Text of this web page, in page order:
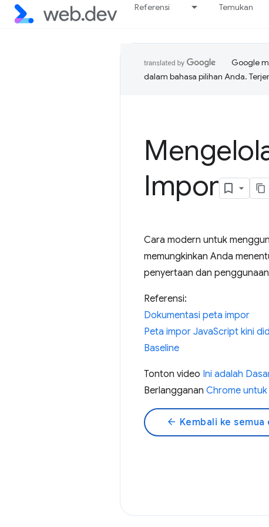
Referensi Temukan
Google
dalam bahasa pilihan Anda.
Impor
Cara modern untuk
memungkinkan Anda
penyertaan dan
Referensi:
Dokumentasi peta impor
Peta impor JavaScript kini
Baseline
Tonton video Ini adalah
Berlangganan Chrome
arrow_back Kembali ke semua